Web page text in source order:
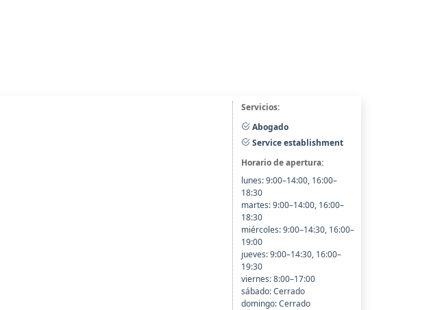
Servicios:
Abogado
Service establishment
Horario de apertura:
lunes: 9:00–14:00, 16:00–
18:30
martes: 9:00–14:00, 16:00–
18:30
miércoles: 9:00–14:30, 16:00–
19:00
jueves: 9:00–14:30, 16:00–
19:30
viernes: 8:00–17:00
sábado: Cerrado
domingo: Cerrado